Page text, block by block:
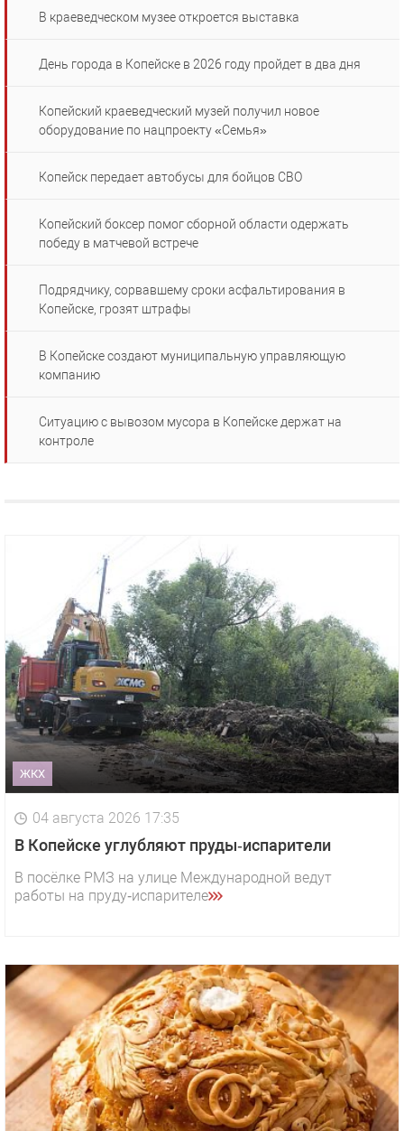
В краеведческом музее откроется выставка
День города в Копейске в 2026 году пройдет в два дня
Копейский краеведческий музей получил новое
оборудование по нацпроекту «Семья»
Копейск передает автобусы для бойцов СВО
Копейский боксер помог сборной области одержать
победу в матчевой встрече
Подрядчику, сорвавшему сроки асфальтирования в
Копейске, грозят штрафы
В Копейске создают муниципальную управляющую
компанию
Ситуацию с вывозом мусора в Копейске держат на
контроле
ЖКХ
04 августа 2026 17:35
В Копейске углубляют пруды‑испарители
В посёлке РМЗ на улице Международной ведут
работы на пруду‑испарителе